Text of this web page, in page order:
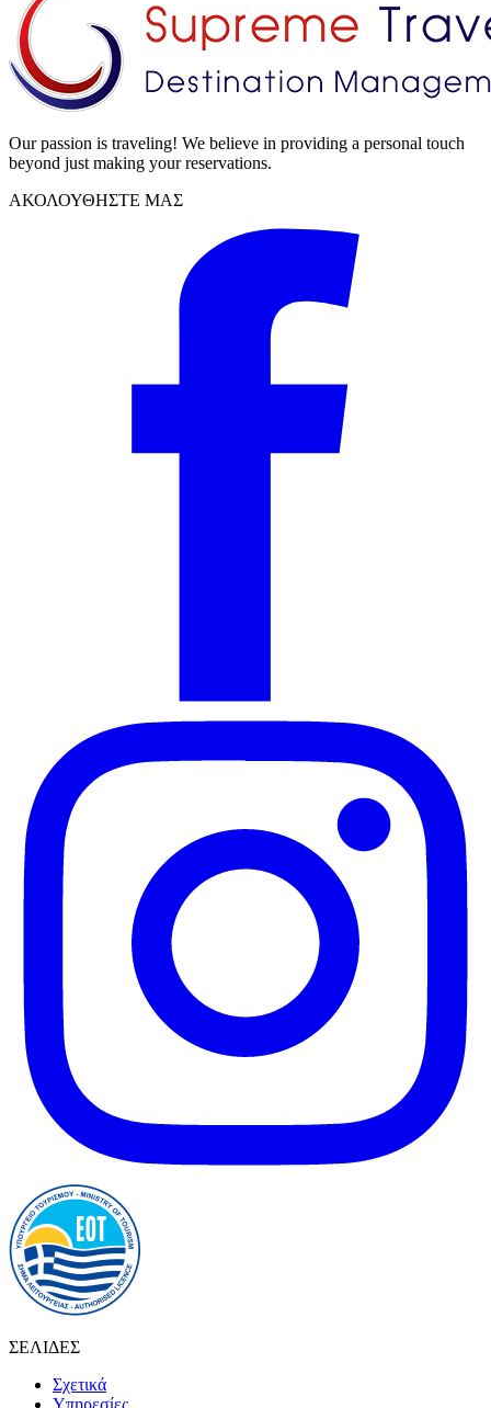
Our passion is traveling! We believe in providing a personal touch
beyond just making your reservations.
ΑΚΟΛΟΥΘΗΣΤΕ ΜΑΣ
ΣΕΛΙΔΕΣ
Σχετικά
Υπηρεσίες